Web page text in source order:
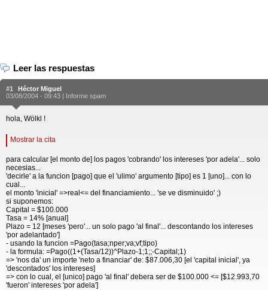
Leer las respuestas
#1
Héctor Miguel
03/08/2004 - 09:43 | Informe spam
hola, Wölkl !
Mostrar la cita
para calcular [el monto de] los pagos 'cobrando' los intereses 'por adela'... solo
necesias...
'decirle' a la funcion [pago] que el 'ulimo' argumento [tipo] es 1 [uno]... con lo
cual...
el monto 'inicial' =>real<= del financiamiento... 'se ve disminuido' ;)
si suponemos:
Capital = $100.000
Tasa = 14% [anual]
Plazo = 12 [meses 'pero'... un solo pago 'al final'... descontando los intereses
'por adelantado']
- usando la funcion =Pago(tasa;nper;va;vf;tipo)
- la formula: =Pago((1+(Tasa/12))^Plazo-1;1;;-Capital;1)
=> 'nos da' un importe 'neto a financiar' de: $87.006,30 [el 'capital inicial', ya
'descontados' los intereses]
=> con lo cual, el [unico] pago 'al final' debera ser de $100.000 <= [$12.993,70
'fueron' intereses 'por adela']